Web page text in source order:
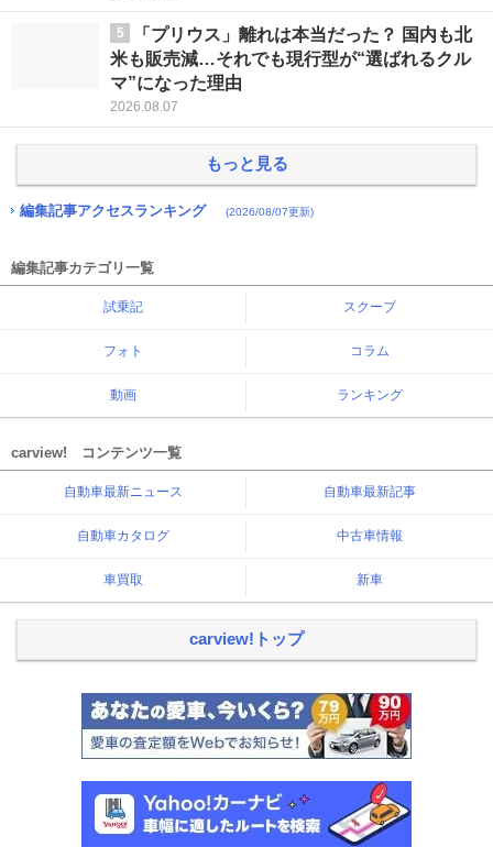
5
「プリウス」離れは本当だった？ 国内も北
米も販売減…それでも現行型が“選ばれるクル
マ”になった理由
2026.08.07
もっと見る
編集記事アクセスランキング (2026/08/07更新)
編集記事カテゴリ一覧
試乗記 スクープ
フォト コラム
動画 ランキング
carview! コンテンツ一覧
自動車最新ニュース 自動車最新記事
自動車カタログ 中古車情報
車買取 新車
carview!トップ